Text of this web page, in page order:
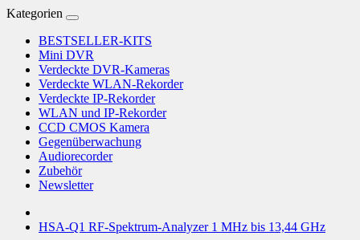
Kategorien
BESTSELLER-KITS
Mini DVR
Verdeckte DVR-Kameras
Verdeckte WLAN-Rekorder
Verdeckte IP-Rekorder
WLAN und IP-Rekorder
CCD CMOS Kamera
Gegenüberwachung
Audiorecorder
Zubehör
Newsletter
HSA-Q1 RF-Spektrum-Analyzer 1 MHz bis 13,44 GHz